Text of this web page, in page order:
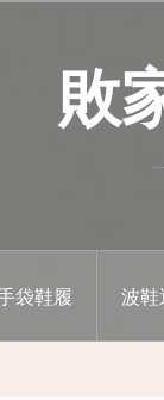
敗
袋鞋履 波鞋